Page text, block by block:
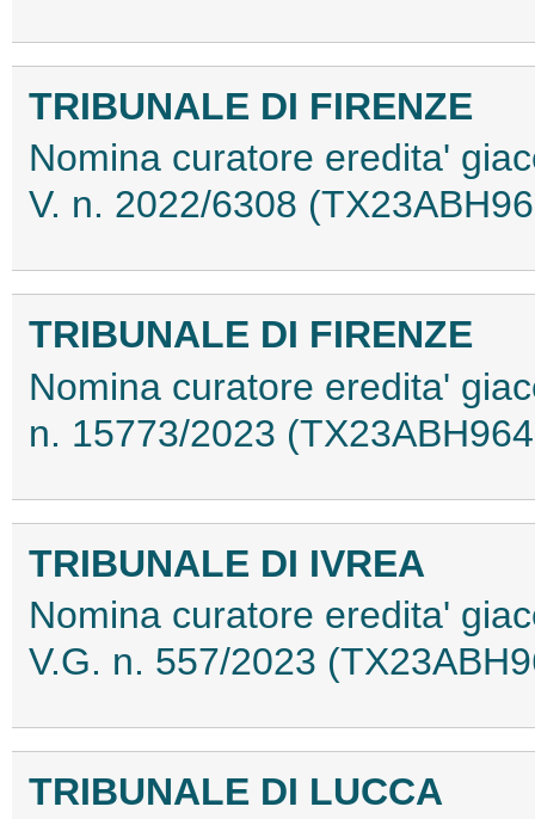
TRIBUNALE DI FIRENZE
Nomina curatore eredita'
V. n. 2022/6308
TRIBUNALE DI FIRENZE
Nomina curatore eredita'
n. 15773/2023
TRIBUNALE DI IVREA
Nomina curatore eredita'
V.G. n. 557/2023
TRIBUNALE DI LUCCA